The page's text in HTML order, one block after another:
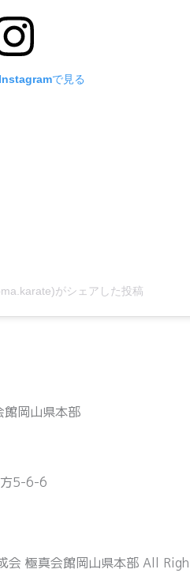
で見る
がシェアした投稿
5-6-6
極真会館岡山県本部 All